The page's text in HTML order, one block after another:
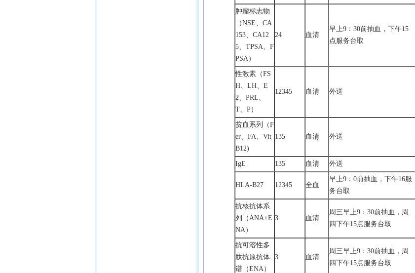
肿瘤标志物
（NSE、CA
153、CA12
5、TPSA、F
PSA）
24 血清
早上9：30前抽血，下午15
点服务台取
性激素（FS
H、LH、E
2、PRL、
T、P）
12345 血清 外送
贫血系列（F
er、FA、Vit
B12)
135 血清 外送
IgE 135 血清 外送
HLA-B27 12345 全血
早上9：0前抽血，下午16服
务台取
抗核抗体系
列（ANA+E
NA）
3 血清
周三早上9：30前抽血，周
四下午15点服务台取
抗可溶性多
肽抗原抗体
谱（ENA）
3 血清
周三早上9：30前抽血，周
四下午15点服务台取